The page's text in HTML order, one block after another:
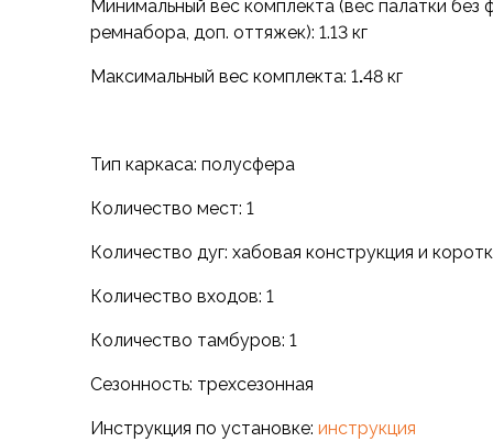
Капюшоны-банданы
Кепки и бейсболки
Носки
Носки для бега
Для бивуака, чуни
Мембранные носки
Ремни брючные
Снаряжение
Палатки и тенты
Минимальный вес комплекта (вес палатки без
ремнабора, доп. оттяжек): 1.13 кг
Максимальный вес комплекта: 1.48 кг
Тип каркаса: полусфера
Количество мест: 1
Количество дуг: хабовая конструкция и
Количество входов: 1
Количество тамбуров: 1
Сезонность: трехсезонная
Инструкция по установке: инструкция